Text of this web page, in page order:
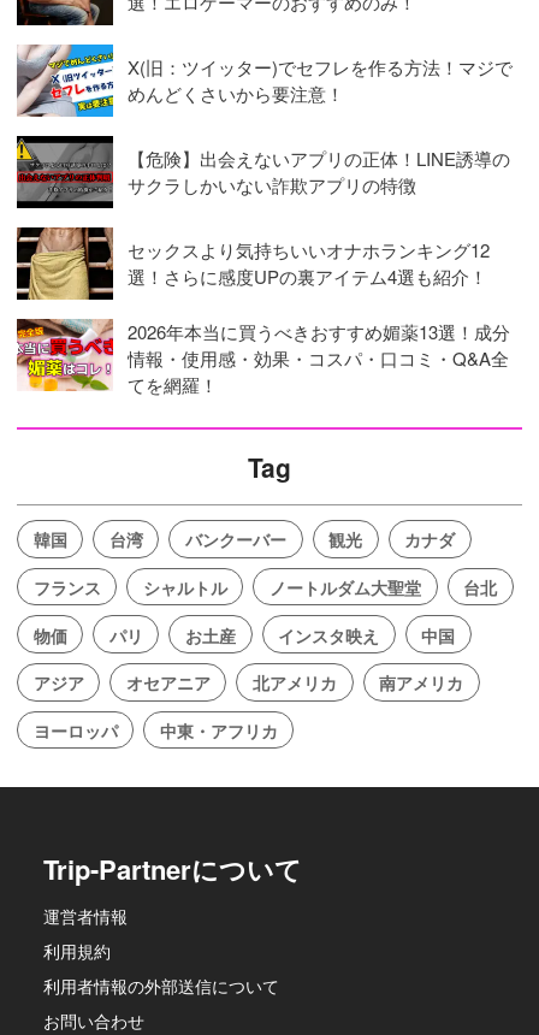
X(旧：ツイッター)でセフレを作る方法！マジで
めんどくさいから要注意！
【危険】出会えないアプリの正体！LINE誘導の
サクラしかいない詐欺アプリの特徴
セックスより気持ちいいオナホランキング12
選！さらに感度UPの裏アイテム4選も紹介！
2026年本当に買うべきおすすめ媚薬13選！成分
情報・使用感・効果・コスパ・口コミ・Q&A全
てを網羅！
Tag
韓国 台湾 バンクーバー 観光
カナダ
フランス
シャルトル ノートルダム大聖堂
台北
物価
パリ お土産 インスタ映え
中国
アジア
オセアニア 北アメリカ
南アメリカ
ヨーロッパ
中東・アフリカ
Trip-Partnerについて
運営者情報
利用規約
利用者情報の外部送信について
お問い合わせ